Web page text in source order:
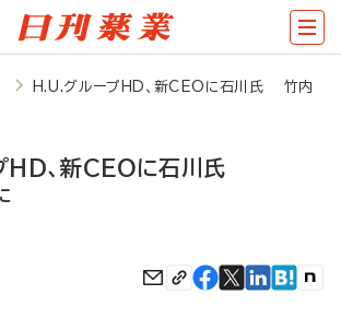
H.U.グループHD、新CEOに石川氏 竹内
HD、新CEOに石川氏